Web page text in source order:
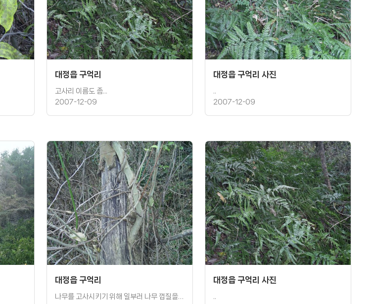
대정읍 구억리
고사리 이름도 좀...
2007-12-09
대정읍 구억리 사진
..
2007-12-09
대정읍 구억리
나무를 고사시키기 위해 일부러 나무 껍질을 벗겨놓�
대정읍 구억리 사진
..